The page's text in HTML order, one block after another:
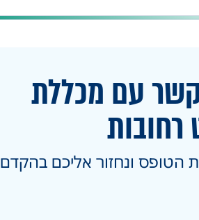
עם מכללת
רחובות
הטופס ונחזור אליכם בהקדם